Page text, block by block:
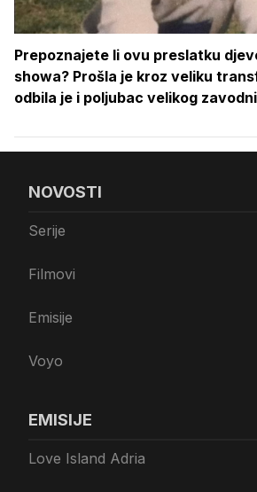
Prepoznajete li ovu preslatku
showa? Prošla je kroz veliku
odbila je i poljubac velikog
NOVOSTI
Serije
Filmovi
Emisije
Voyo
EMISIJE
Love Island Adria